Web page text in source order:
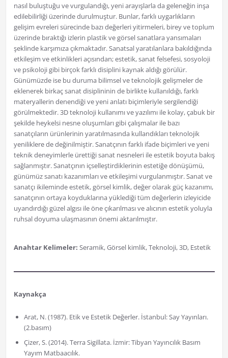
nasıl buluştuğu ve vurgulandığı, yeni arayışlarla da geleneğin inşa
edilebilirliği üzerinde durulmuştur. Bunlar, farklı uygarlıkların
gelişim evreleri sürecinde bazı değerleri yitirmeleri, birey ve toplum
üzerinde bıraktığı izlerin plastik ve görsel sanatlara yansımaları
şeklinde karşımıza çıkmaktadır. Sanatsal yaratılanlara bakıldığında
etkileşim ve etkinlikleri açısından; estetik, sanat felsefesi, sosyoloji
ve psikoloji gibi birçok farklı disiplini kaynak aldığı görülür.
Günümüzde ise bu duruma bilimsel ve teknolojik gelişmeler de
eklenerek birkaç sanat disiplininin de birlikte kullanıldığı, farklı
materyallerin denendiği ve yeni anlatı biçimleriyle sergilendiği
görülmektedir. 3D teknoloji kullanımı ve yazılımı ile kolay, çabuk bir
şekilde heykelsi nesne oluşumları gibi çalışmalar ile bazı
sanatçıların ürünlerinin yaratılmasında kullandıkları teknolojik
yeniliklere de değinilmiştir. Sanatçının farklı ifade biçimleri ve yeni
teknik deneyimlerle ürettiği sanat nesneleri ile estetik boyuta bakış
sağlanmıştır. Sanatçının içselleştirdiklerinin estetiğe dönüşümü,
günümüz sanatı kazanımları ve etkileşimi vurgulanmıştır. Sanat ve
sanatçı ikileminde estetik, görsel kimlik, değer olarak güç kazanımı,
sanatçının ortaya koyduklarına yüklediği tüm değerlerin izleyicide
uyandırdığı güzel algısı ile öne çıkarılması ve alıcının estetik yoluyla
ruhsal doyuma ulaşmasının önemi aktarılmıştır.
Anahtar Kelimeler: Seramik, Görsel kimlik, Teknoloji, 3D, Estetik
Kaynakça
Arat, N. (1987). Etik ve Estetik Değerler. İstanbul: Say Yayınları.
(2.basım)
Çizer, S. (2014). Terra Sigillata. İzmir: Tibyan Yayıncılık Basım
Yayım Matbaacılık.